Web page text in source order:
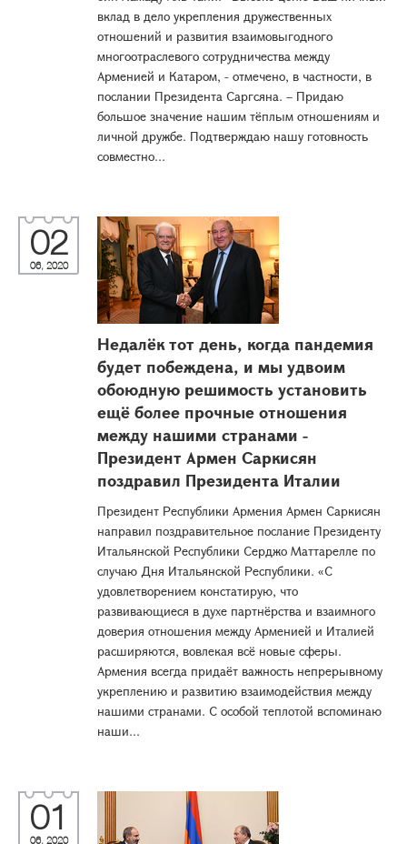
вклад в дело укрепления дружественных
отношений и развития взаимовыгодного
многоотраслевого сотрудничества между
Арменией и Катаром, - отмечено, в частности, в
послании Президента Саргсяна. – Придаю
большое значение нашим тёплым отношениям и
личной дружбе. Подтверждаю нашу готовность
совместно...
02
06, 2020
Недалёк тот день, когда пандемия
будет побеждена, и мы удвоим
обоюдную решимость установить
ещё более прочные отношения
между нашими странами -
Президент Армен Саркисян
поздравил Президента Италии
Президент Республики Армения Армен Саркисян
направил поздравительное послание Президенту
Итальянской Республики Серджо Маттарелле по
случаю Дня Итальянской Республики. «С
удовлетворением констатирую, что
развивающиеся в духе партнёрства и взаимного
доверия отношения между Арменией и Италией
расширяются, вовлекая всё новые сферы.
Армения всегда придаёт важность непрерывному
укреплению и развитию взаимодействия между
нашими странами. С особой теплотой вспоминаю
наши...
01
06, 2020